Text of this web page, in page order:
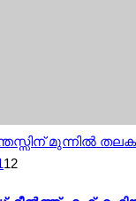
മുന്നില്‍
12